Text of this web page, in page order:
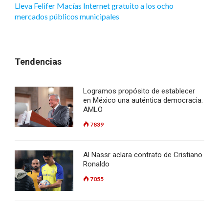
Lleva Felifer Macías Internet gratuito a los ocho
mercados públicos municipales
Tendencias
Logramos propósito de establecer
en México una auténtica democracia:
AMLO
7839
Al Nassr aclara contrato de Cristiano
Ronaldo
7055